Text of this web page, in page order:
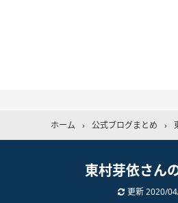
ホーム › 公式ブログまとめ ›
東村芽依さん
更新2020/